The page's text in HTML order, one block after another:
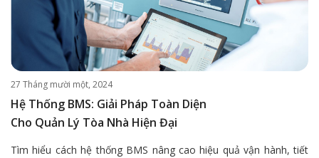
27 Tháng mười một, 2024
Hệ Thống BMS: Giải Pháp Toàn Diện
Cho Quản Lý Tòa Nhà Hiện Đại
Tìm hiểu cách hệ thống BMS nâng cao hiệu quả vận hành, tiết